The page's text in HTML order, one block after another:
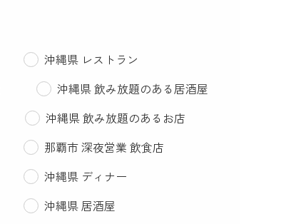
沖縄県 レストラン
沖縄県 飲み放題のある居酒屋
沖縄県 飲み放題のあるお店
那覇市 深夜営業 飲食店
沖縄県 ディナー
沖縄県 居酒屋